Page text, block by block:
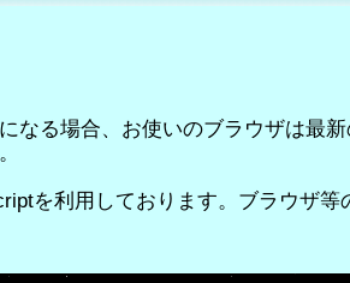
なる場合、お使いのブラウザは最
を利用しております。ブラウザ